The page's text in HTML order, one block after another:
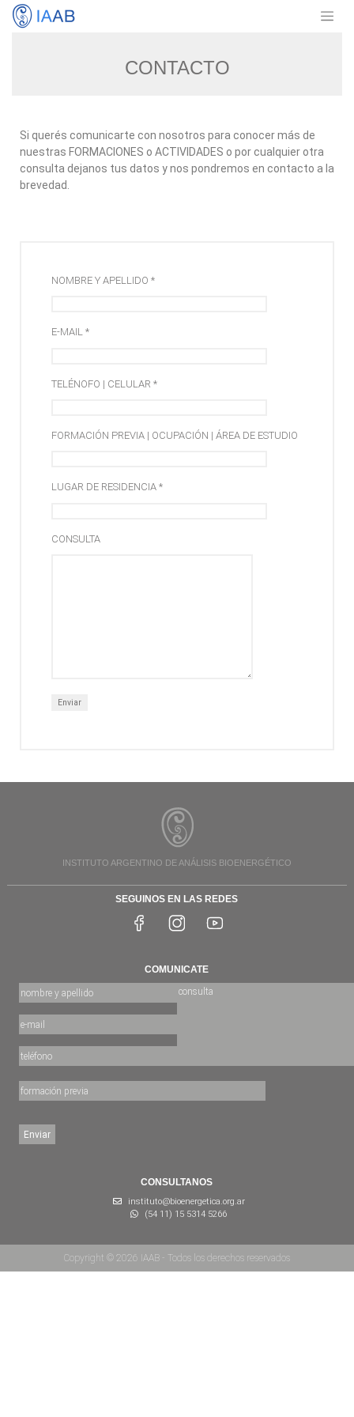
CONTACTO
Si querés comunicarte con nosotros para conocer más de
nuestras FORMACIONES o ACTIVIDADES o por cualquier otra
consulta dejanos tus datos y nos pondremos en contacto a la
brevedad.
NOMBRE Y APELLIDO *
E-MAIL *
TELÉNOFO | CELULAR *
FORMACIÓN PREVIA | OCUPACIÓN | ÁREA DE ESTUDIO
LUGAR DE RESIDENCIA *
CONSULTA
INSTITUTO ARGENTINO DE ANÁLISIS BIOENERGÉTICO
SEGUINOS EN LAS REDES
COMUNICATE
CONSULTANOS
instituto@bioenergetica.org.ar
(54 11) 15 5314 5266
Copyright © 2026 IAAB - Todos los derechos reservados